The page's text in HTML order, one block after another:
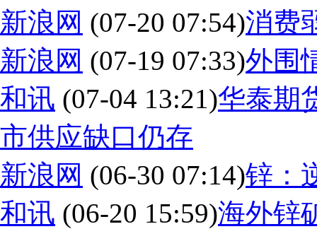
新浪网 (07-20 07:54)消费
新浪网 (07-19 07:33)外围
和讯 (07-04 13:21)华泰期
市供应缺口仍存
新浪网 (06-30 07:14)锌：
和讯 (06-20 15:59)海外锌